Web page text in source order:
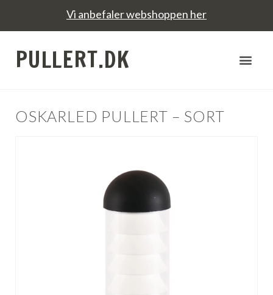
Vi anbefaler webshoppen her
PULLERT.DK
OSKARLED PULLERT – SORT